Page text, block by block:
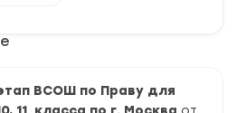
ВСОШ по Праву для